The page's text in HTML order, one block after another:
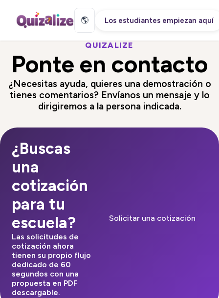
🌎 Los estudiantes empiezan aquí
QUIZALIZE
Ponte en contacto
¿Necesitas ayuda, quieres una demostración o
tienes comentarios? Envíanos un mensaje y lo
dirigiremos a la persona indicada.
¿Buscas
una
cotización
para tu
escuela?
Las solicitudes de
cotización ahora
tienen su propio flujo
dedicado de 60
segundos con una
propuesta en PDF
descargable.
Solicitar una cotización